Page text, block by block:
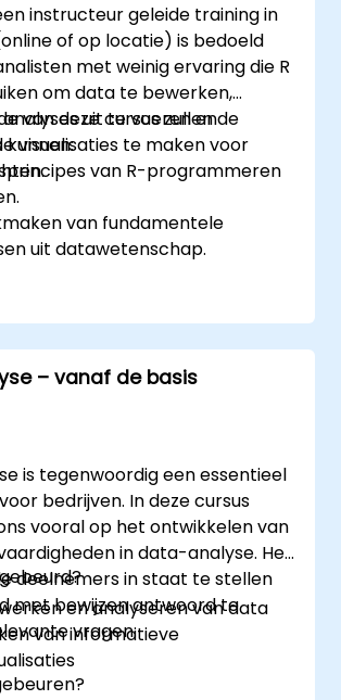
instructeur geleide training in
of op locatie) is bedoeld
met weinig ervaring die R
om data te bewerken,
uit te voeren en
visualisaties te maken voor
van deze cursus zullen de
kunnen:
van R-programmeren
van fundamentele
uit datawetenschap.
– vanaf de basis
is tegenwoordig een essentieel
bedrijven. In deze cursus
vooral op het ontwikkelen van
in data-analyse. Het
deelnemers in staat te stellen
met bewijzen antwoord te
vragen:
en analyseren van data
van informatieve